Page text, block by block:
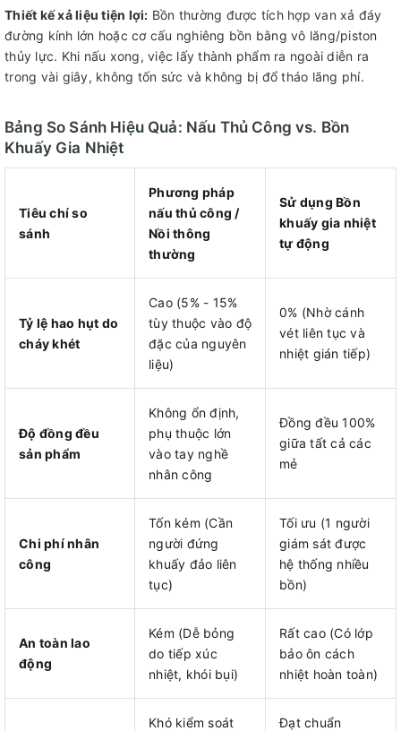
Thiết kế xả liệu tiện lợi: Bồn thường được tích hợp van xả đáy
đường kính lớn hoặc cơ cấu nghiêng bồn bằng vô lăng/piston
thủy lực. Khi nấu xong, việc lấy thành phẩm ra ngoài diễn ra
trong vài giây, không tốn sức và không bị đổ tháo lãng phí.
Bảng So Sánh Hiệu Quả: Nấu Thủ Công vs. Bồn
Khuấy Gia Nhiệt
Tiêu chí so
sánh
Phương pháp
nấu thủ công /
Nồi thông
thường
Sử dụng Bồn
khuấy gia nhiệt
tự động
Tỷ lệ hao hụt do
cháy khét
Cao (5% - 15%
tùy thuộc vào độ
đặc của nguyên
liệu)
0% (Nhờ cánh
vét liên tục và
nhiệt gián tiếp)
Độ đồng đều
sản phẩm
Không ổn định,
phụ thuộc lớn
vào tay nghề
nhân công
Đồng đều 100%
giữa tất cả các
mẻ
Chi phí nhân
công
Tốn kém (Cần
người đứng
khuấy đảo liên
tục)
Tối ưu (1 người
giám sát được
hệ thống nhiều
bồn)
An toàn lao
động
Kém (Dễ bỏng
do tiếp xúc
nhiệt, khói bụi)
Rất cao (Có lớp
bảo ôn cách
nhiệt hoàn toàn)
Khó kiểm soát
Đạt chuẩn